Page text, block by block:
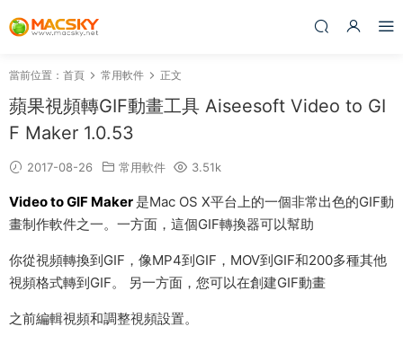
當前位置： 首頁 常用軟件 正文
蘋果視頻轉GIF動畫工具 Aiseesoft Video to GI
F Maker 1.0.53
2017-08-26 常用軟件 3.51k
Video to GIF Maker 是Mac OS X平台上的一個非常出色的GIF動
畫制作軟件之一。一方面，這個GIF轉換器可以幫助
你從視頻轉換到GIF，像MP4到GIF，MOV到GIF和200多種其他
視頻格式轉到GIF。 另一方面，您可以在創建GIF動畫
之前編輯視頻和調整視頻設置。